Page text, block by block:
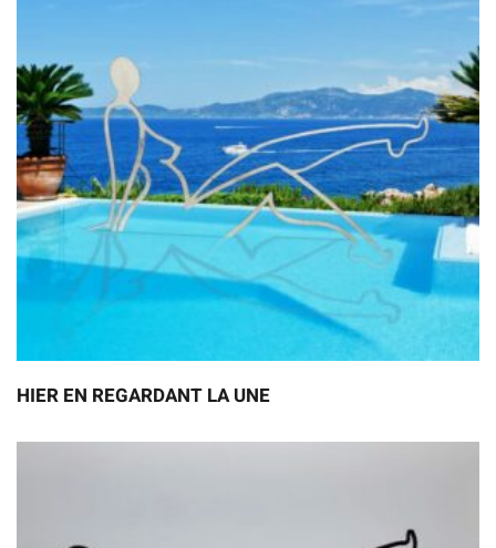
HIER EN REGARDANT LA UNE